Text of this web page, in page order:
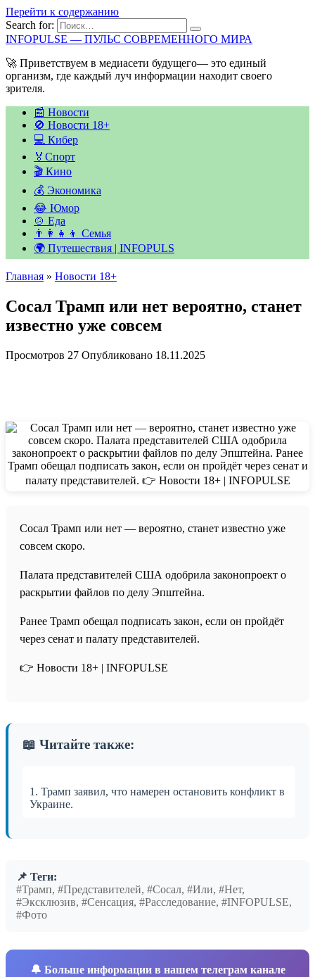
Перейти к содержанию
Search for:
INFOPULSE — ПУЛЬС СОВРЕМЕННОГО МИРА
🚀 Приветствуем в медиасети будущего— это единый
организм, где каждый луч информации находит своего
зрителя.
📰 Новости
🚫 Новости 18+
💻 Кибер
🏅Спорт
🎬 Кино
💰 Экономика
😂 Юмор
🍲 Еда
👨‍👩‍👧‍👦 Семья
🌍 Путешествия | INFOPULS
Главная » Новости 18+
Сосал Трамп или нет вероятно, станет
известно уже совсем
Просмотров 27 Опубликовано 18.11.2025
Сосал Трамп или нет — вероятно, станет известно уже
совсем скоро.
Палата представителей США одобрила законопроект о
раскрытии файлов по делу Эпштейна.
Ранее Трамп обещал подписать закон, если он пройдёт
через сенат и палату представителей.
👉 Новости 18+ | INFOPULSE
📖 Читайте также:
1. Трамп заявил, что намерен остановить конфликт в
Украине.
📌 Теги:
#Трамп, #Представителей, #Сосал, #Или, #Нет,
#Эксклюзив, #Сенсация, #Расследование, #INFOPULSE,
#Фото
🔔 Больше информации в нашем телеграм канале